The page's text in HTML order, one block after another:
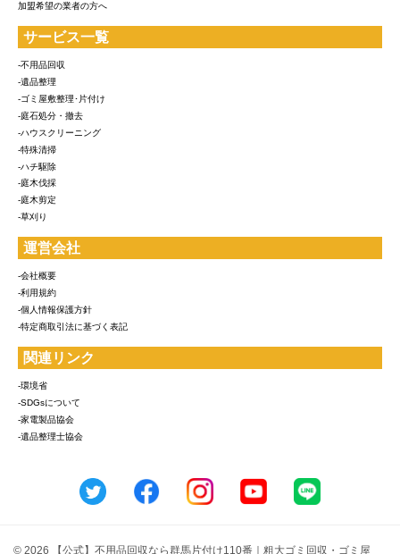
加盟希望の業者の方へ
サービス一覧
-不用品回収
-遺品整理
-ゴミ屋敷整理･片付け
-庭石処分・撤去
-ハウスクリーニング
-特殊清掃
-ハチ駆除
-庭木伐採
-庭木剪定
-草刈り
運営会社
-会社概要
-利用規約
-個人情報保護方針
-特定商取引法に基づく表記
関連リンク
-環境省
-SDGsについて
-家電製品協会
-遺品整理士協会
© 2026 【公式】不用品回収なら群馬片付け110番｜粗大ゴミ回収・ゴミ屋